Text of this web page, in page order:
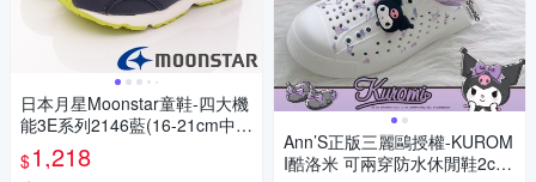
日本月星Moonstar童鞋-四大機
能3E系列2146藍(16-21cm中小
童段)櫻桃家
$1,218
Ann’S正版三麗鷗授權-KUROM
I酷洛米 可兩穿防水休閒鞋2cm-